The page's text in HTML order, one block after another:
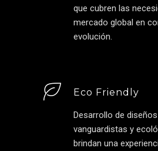
que cubren las
mercado global en
evolución.
Eco Friendly
Desarrollo de diseños
vanguardistas y
brindan una